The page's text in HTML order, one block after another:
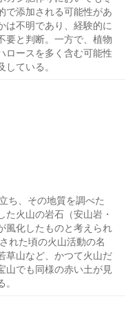
で添加される可能性があ
は不明であり、経験的に
要と判断。一方で、植物
ロースを多く含む可能性
ている。
ち、その地質を調べた
火山の岩石（安山岩・
風化したものと考えられ
れた頃の火山活動の名
草山など、かつて火山だ
山でも同様の赤い土が見